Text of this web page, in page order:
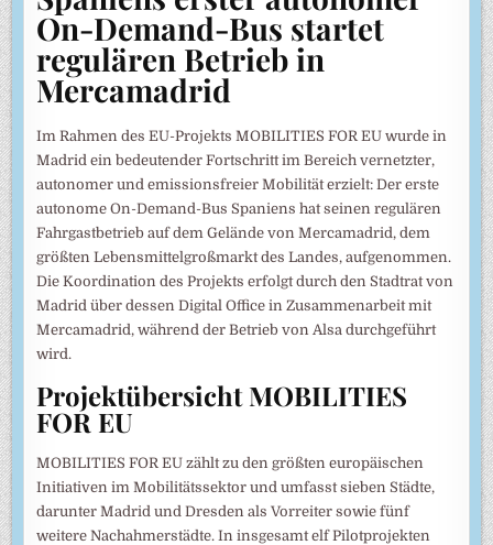
On-Demand-Bus startet
regulären Betrieb in
Mercamadrid
Im Rahmen des EU-Projekts MOBILITIES FOR EU wurde in
Madrid ein bedeutender Fortschritt im Bereich vernetzter,
autonomer und emissionsfreier Mobilität erzielt: Der erste
autonome On-Demand-Bus Spaniens hat seinen regulären
Fahrgastbetrieb auf dem Gelände von Mercamadrid, dem
größten Lebensmittelgroßmarkt des Landes, aufgenommen.
Die Koordination des Projekts erfolgt durch den Stadtrat von
Madrid über dessen Digital Office in Zusammenarbeit mit
Mercamadrid, während der Betrieb von Alsa durchgeführt
wird.
Projektübersicht MOBILITIES
FOR EU
MOBILITIES FOR EU zählt zu den größten europäischen
Initiativen im Mobilitätssektor und umfasst sieben Städte,
darunter Madrid und Dresden als Vorreiter sowie fünf
weitere Nachahmerstädte. In insgesamt elf Pilotprojekten